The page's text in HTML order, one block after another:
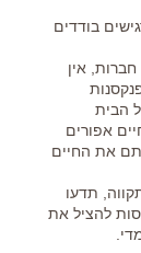
בודדים
אין
הבית
אפורים
את החיים
תדעו
להציל את